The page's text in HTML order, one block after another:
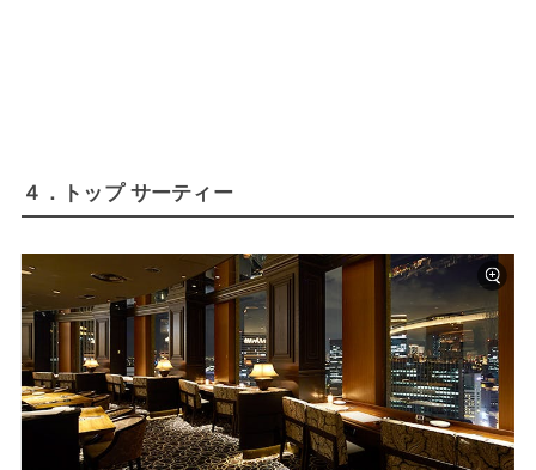
４．トップ サーティー